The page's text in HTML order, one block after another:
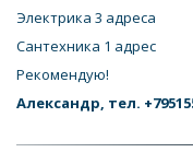
Электрика 3 адреса
Сантехника 1 адрес
Рекомендую!
Александр, тел.